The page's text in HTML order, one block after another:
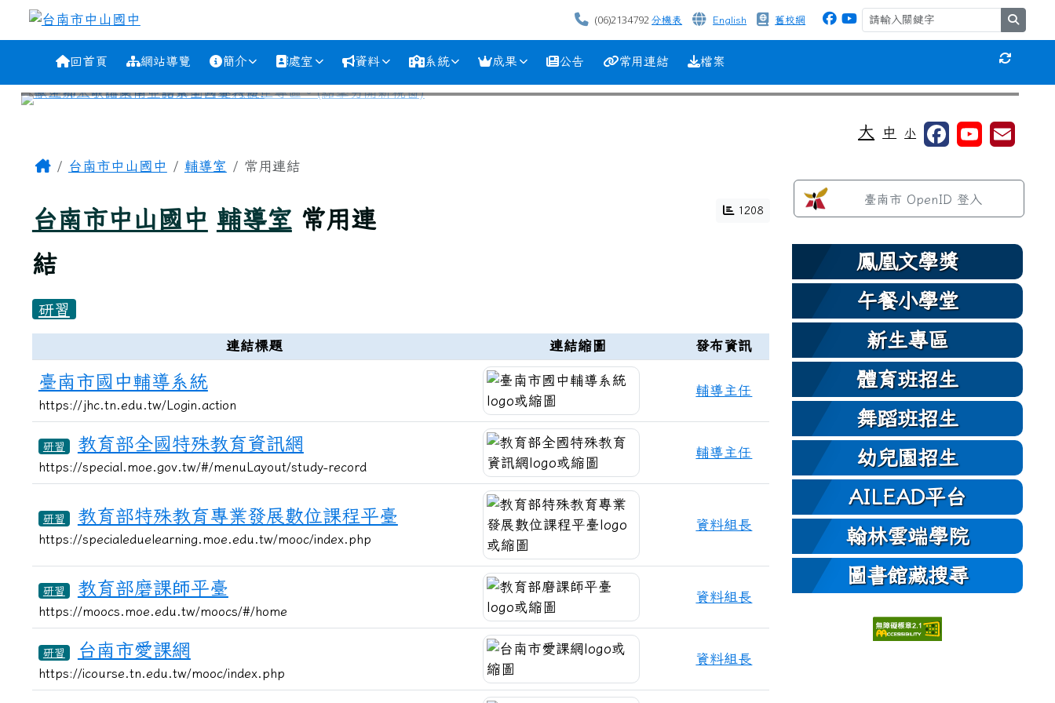
跳至主內容區
台南市中山國中 (06)2134792分機表 English 舊校網
導覽列回首頁 網站導覽 簡介 處室 資料 系統 成果 公告 常用連結 檔案 重新取得
⏸
大 中 小
主內容區域
Home台南市中山國中 輔導室 常用連結
台南市中山國中 輔導室 常用連
結
1208
研習
連結標題 連結縮圖 發布資訊
臺南市國中輔導系統
https://jhc.tn.edu.tw/Login.action
輔導主任
研習 教育部全國特殊教育資訊網
https://special.moe.gov.tw/#/menuLayout/study-record
輔導主任
研習 教育部特殊教育專業發展數位課程平臺
https://specialeduelearning.moe.edu.tw/mooc/index.php
資料組長
研習 教育部磨課師平臺
https://moocs.moe.edu.tw/moocs/#/home
資料組長
研習 台南市愛課網
https://icourse.tn.edu.tw/mooc/index.php
資料組長
左邊區域內容
臺南市 OpenID 登入
鳳凰文學獎
午餐小學堂
新生專區
體育班招生
舞蹈班招生
幼兒園招生
AILEAD平台
翰林雲端學院
圖書館藏搜尋
頁尾區域